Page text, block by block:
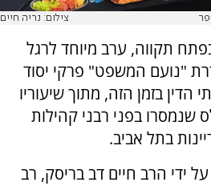
צילום: נריה חיים
תקווה, ערב מיוחד לרגל
"נועם המשפט" פרקי יסוד
בזמן הזה, מתוך שיעוריו
שנמסרו בפני רבני קהילות
בתל אביב.
ידי הרב חיים דב בריסק, רב